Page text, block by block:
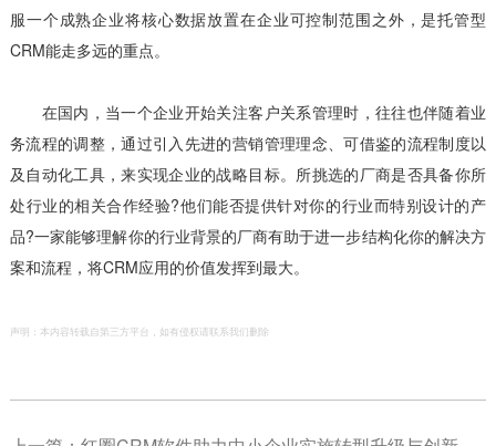
服一个成熟企业将核心数据放置在企业可控制范围之外，是托管型
CRM能走多远的重点。
在国内，当一个企业开始关注客户关系管理时，往往也伴随着业
务流程的调整，通过引入先进的营销管理理念、可借鉴的流程制度以
及自动化工具，来实现企业的战略目标。所挑选的厂商是否具备你所
处行业的相关合作经验?他们能否提供针对你的行业而特别设计的产
品?一家能够理解你的行业背景的厂商有助于进一步结构化你的解决方
案和流程，将CRM应用的价值发挥到最大。
声明：本内容转载自第三方平台，如有侵权请联系我们删除